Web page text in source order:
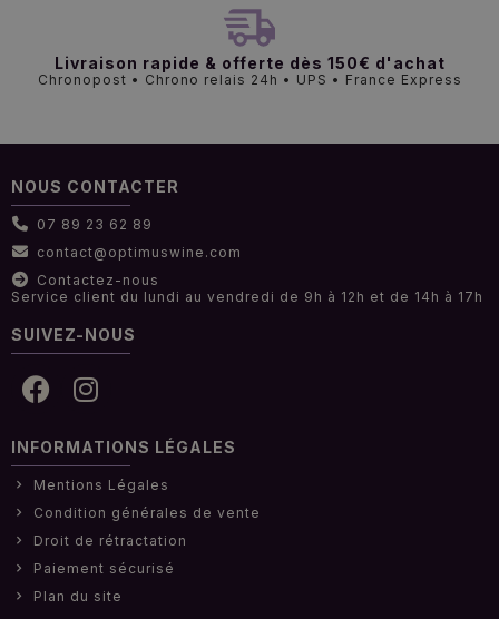
Livraison rapide & offerte dès 150€ d'achat
Chronopost • Chrono relais 24h • UPS • France Express
NOUS CONTACTER
07 89 23 62 89
contact@optimuswine.com
Contactez-nous
Service client du lundi au vendredi de 9h à 12h et de 14h à 17h
SUIVEZ-NOUS
INFORMATIONS LÉGALES
Mentions Légales
Condition générales de vente
Droit de rétractation
Paiement sécurisé
Plan du site